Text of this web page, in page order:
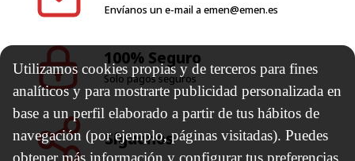
Envíanos un e-mail aemen@emen.es
100% Seguro
Solo pagos seguros
Síguenos
Utilizamos cookies propias y de terceros para fines
analíticos y para mostrarte publicidad personalizada en
base a un perfil elaborado a partir de tus hábitos de
navegación (por ejemplo, páginas visitadas). Puedes
obtener más información y configurar tus preferencias.